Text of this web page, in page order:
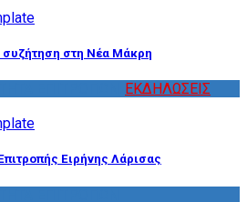
στη Νέα Μάκρη
ΕΚΔΗΛΩΣΕΙΣ
Ειρήνης Λάρισας